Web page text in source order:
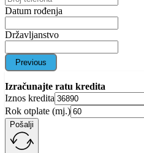
Datum rođenja
Državljanstvo
Previous
Izračunajte ratu kredita
Iznos kredita
Rok otplate (mj.)
Pošalji